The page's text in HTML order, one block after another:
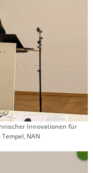
Innovationen für
NAN